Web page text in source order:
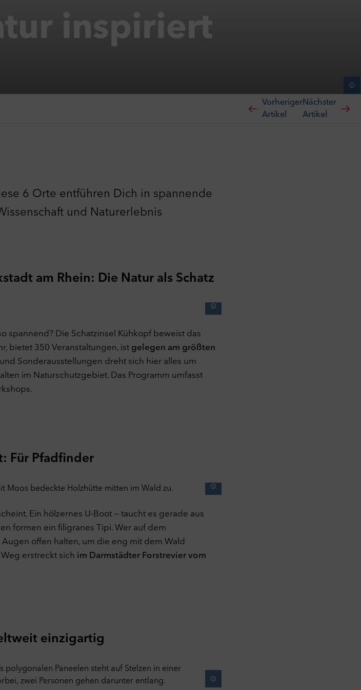
inspiriert
Vorheriger
Artikel
Nächster
Artikel
6 Orte entführen Dich in spannende
und Naturerlebnis
am Rhein: Die Natur als Schatz
spannend? Die Schatzinsel Kühkopf beweist das
bietet 350 Veranstaltungen, ist gelegen am größten
Sonderausstellungen dreht sich hier alles um
im Naturschutzgebiet. Das Programm umfasst
Für Pfadfinder
Ein hölzernes U-Boot — taucht es gerade aus
formen ein filigranes Tipi. Wer auf dem
offen halten, um die eng mit dem Wald
erstreckt sich im Darmstädter Forstrevier vom
einzigartig